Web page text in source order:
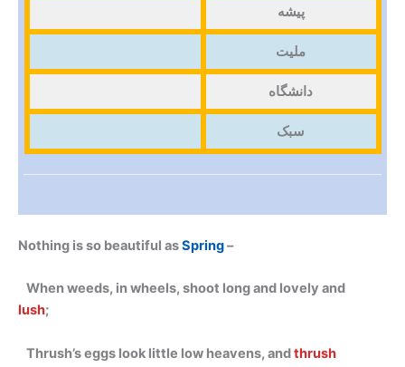
پیشه
ملیت
دانشگاه
سبک
Nothing is so beautiful asSpring–
When weeds, in wheels, shoot long and lovely and
lush;
Thrush’s eggs look little low heavens, andthrush